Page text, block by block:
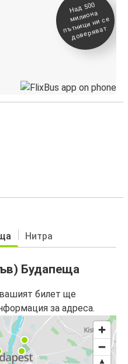
На
д 500
милиона
п
ътници ни се
доверяват
Нитра
Будапеща
билет ще
за адреса.